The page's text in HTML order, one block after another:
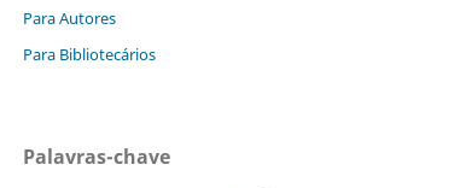
Para Autores
Para Bibliotecários
Palavras-chave